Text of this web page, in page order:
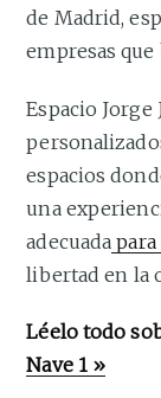
de Madrid,
empresas
Espacio
espacios
una
adecuada
libertad en la
Léelo todo
Nave 1 »